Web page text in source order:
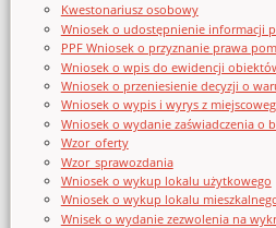
Kwestonariusz osobowy
Wniosek o udostępnienie informacji
PPF Wniosek o przyznanie prawa
Wniosek o wpis do ewidencji
Wniosek o przeniesienie decyzji o
Wniosek o wypis i wyrys z
Wniosek o wydanie zaświadczenia o
Wzor_oferty
Wzor_sprawozdania
Wniosek o wykup lokalu użytkowego
Wniosek o wykup lokalu
Wnisek o wydanie zezwolenia na